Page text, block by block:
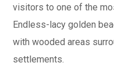
visitors to one of the
Endless-lacy golden
with wooded areas
settlements.